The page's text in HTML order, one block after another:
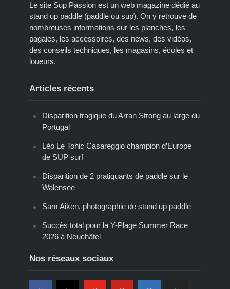
Le site Sup Passion est un web magazine dédié au
stand up paddle (paddle ou sup). On y retrouve de
nombreuses informations sur les planches, les
pagaies, les accessoires, des news, des vidéos,
des conseils techniques, les magasins, écoles et
loueurs.
Articles récents
Disparition tragique du Arran Strong au large du
Portugal
Léo Le Tohic Casareggio champion d’Europe
de SUP surf
Disparition de 2 pratiquants de paddle sur le
Walensee
Sam Aiken, photographie de stand up paddle
Succès total pour la Y-Plage Summer Race
2026 à Neuchâtel
Nos réseaux sociaux